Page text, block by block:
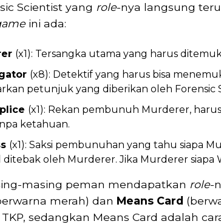
Scientist yang role-nya langsung
ini ada:
(x1): Tersangka utama yang harus
(x8): Detektif yang harus bisa
petunjuk yang diberikan oleh Forensic
(x1): Rekan pembunuh Murderer,
ketahuan.
(x1): Saksi pembunuhan yang tahu siapa
ditebak oleh Murderer. Jika Murderer siapa
masing peman mendapatkan role-
merah) dan Means Card
sedangkan Means Card adalah